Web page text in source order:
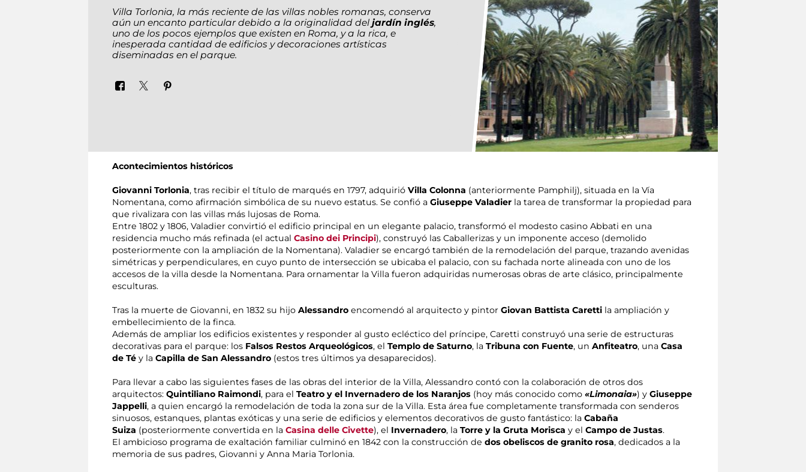
Villa Torlonia, la más reciente de las villas nobles romanas, conserva
aún un encanto particular debido a la originalidad del jardín inglés,
uno de los pocos ejemplos que existen en Roma, y a la rica, e
inesperada cantidad de edificios y decoraciones artísticas
diseminadas en el parque.
Acontecimientos históricos
Giovanni Torlonia, tras recibir el título de marqués en 1797, adquirió Villa Colonna (anteriormente Pamphilj), situada en la Vía
Nomentana, como afirmación simbólica de su nuevo estatus. Se confió a Giuseppe Valadier la tarea de transformar la propiedad para
que rivalizara con las villas más lujosas de Roma.
Entre 1802 y 1806, Valadier convirtió el edificio principal en un elegante palacio, transformó el modesto casino Abbati en una
residencia mucho más refinada (el actual Casino dei Principi), construyó las Caballerizas y un imponente acceso (demolido
posteriormente con la ampliación de la Nomentana). Valadier se encargó también de la remodelación del parque, trazando avenidas
simétricas y perpendiculares, en cuyo punto de intersección se ubicaba el palacio, con su fachada norte alineada con uno de los
accesos de la villa desde la Nomentana. Para ornamentar la Villa fueron adquiridas numerosas obras de arte clásico, principalmente
esculturas.
Tras la muerte de Giovanni, en 1832 su hijo Alessandro encomendó al arquitecto y pintor Giovan Battista Caretti la ampliación y
embellecimiento de la finca.
Además de ampliar los edificios existentes y responder al gusto ecléctico del príncipe, Caretti construyó una serie de estructuras
decorativas para el parque: los Falsos Restos Arqueológicos, el Templo de Saturno, la Tribuna con Fuente, un Anfiteatro, una Casa
de Té y la Capilla de San Alessandro (estos tres últimos ya desaparecidos).
Para llevar a cabo las siguientes fases de las obras del interior de la Villa, Alessandro contó con la colaboración de otros dos
arquitectos: Quintiliano Raimondi, para el Teatro y el Invernadero de los Naranjos (hoy más conocido como «Limonaia») y Giuseppe
Jappelli, a quien encargó la remodelación de toda la zona sur de la Villa. Esta área fue completamente transformada con senderos
sinuosos, estanques, plantas exóticas y una serie de edificios y elementos decorativos de gusto fantástico: la Cabaña
Suiza (posteriormente convertida en la Casina delle Civette), el Invernadero, la Torre y la Gruta Morisca y el Campo de Justas.
El ambicioso programa de exaltación familiar culminó en 1842 con la construcción de dos obeliscos de granito rosa, dedicados a la
memoria de sus padres, Giovanni y Anna Maria Torlonia.